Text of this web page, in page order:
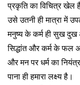
प्रकृति का विचित्र खेल
उसे उतनी ही मात्रा में
मनुष्य के कर्म ही सुख दुख
सिद्धांत और कर्म के फल
और मन पर धर्म का
पाना ही हमारा लक्ष्य है।